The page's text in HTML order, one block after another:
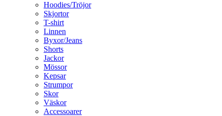
Hoodies/Tröjor
Skjortor
T-shirt
Linnen
Byxor/Jeans
Shorts
Jackor
Mössor
Kepsar
Strumpor
Skor
Väskor
Accessoarer